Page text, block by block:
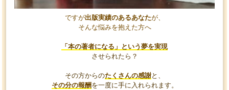
ですが出版実績のあるあなたが、
そんな悩みを抱えた方へ
「本の著者になる」という夢を実現
させられたら？
その方からのたくさんの感謝と、
その分の報酬を一度に手に入れられます。